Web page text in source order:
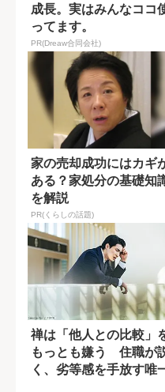
成長。実はみんなココ
ってます。
PR(Dreaw合同会社)
家の売却成功にはカギ
ある？家処分の基礎知
を解説
PR(くらしの話題)
禅は「他人との比較」
もっとも嫌う 住職が
く、劣等感を手放す唯